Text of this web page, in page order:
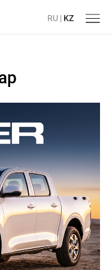
RU | KZ